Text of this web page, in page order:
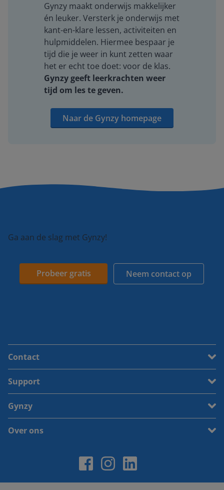
Gynzy maakt onderwijs makkelijker
én leuker. Versterk je onderwijs met
kant-en-klare lessen, activiteiten en
hulpmiddelen. Hiermee bespaar je
tijd die je weer in kunt zetten waar
het er echt toe doet: voor de klas.
Gynzy geeft leerkrachten weer
tijd om les te geven.
Naar de Gynzy homepage
Ga aan de slag met Gynzy!
Probeer gratis Neem contact op
Contact
Support
Gynzy
Over ons